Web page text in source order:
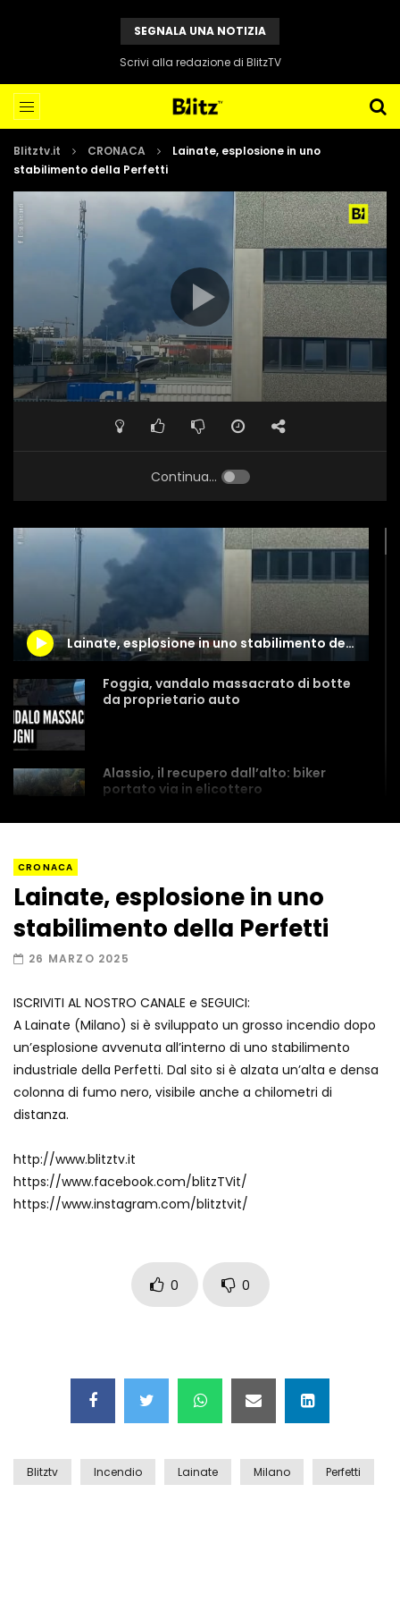
SEGNALA UNA NOTIZIA
Scrivi alla redazione di BlitzTV
Blitztv.it CRONACA
Lainate, esplosione in uno
stabilimento della Perfetti
Continua...
Lainate, esplosione in uno stabilimento della Perfetti
Foggia, vandalo massacrato di botte
da proprietario auto
Alassio, il recupero dall’alto: biker
portato via in elicottero
Un metro di neve in poche ore a Prato
Nevoso
Roma, la metro C diventa un museo:
ecco cosa c’è nelle nuove stazioni
Gioia Tauro, carico esplosivo in un
Ragusa, arrestati i responsabili del
Auto contromano a Napoli: il caos dopo
CRONACA
Lainate, esplosione in uno
stabilimento della Perfetti
26 MARZO 2025
ISCRIVITI AL NOSTRO CANALE e SEGUICI:
A Lainate (Milano) si è sviluppato un grosso incendio dopo
un’esplosione avvenuta all’interno di uno stabilimento
industriale della Perfetti. Dal sito si è alzata un’alta e densa
colonna di fumo nero, visibile anche a chilometri di
distanza.
http://www.blitztv.it
https://www.facebook.com/blitzTVit/
https://www.instagram.com/blitztvit/
0 0
Blitztv Incendio Lainate Milano Perfetti